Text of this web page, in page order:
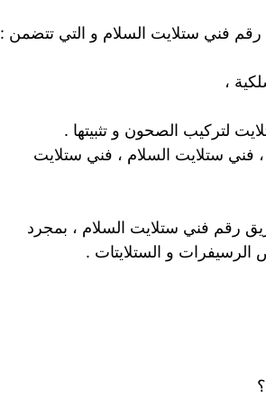
فني ستلايت السلام و التي تتضمن :
،
لتركيب الصحون و تثبيتها .
فني ستلايت السلام ، فني ستلايت
رقم فني ستلايت السلام ، بمجرد